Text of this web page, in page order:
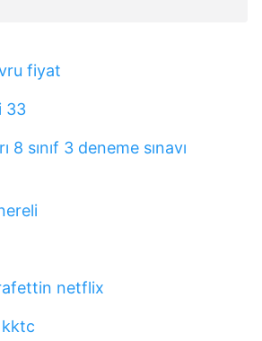
fiyat
33
8 sınıf 3 deneme sınavı
netflix